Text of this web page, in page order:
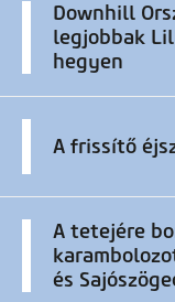
Downhill
legjobbak
hegyen
A frissítő
A tetejére
és